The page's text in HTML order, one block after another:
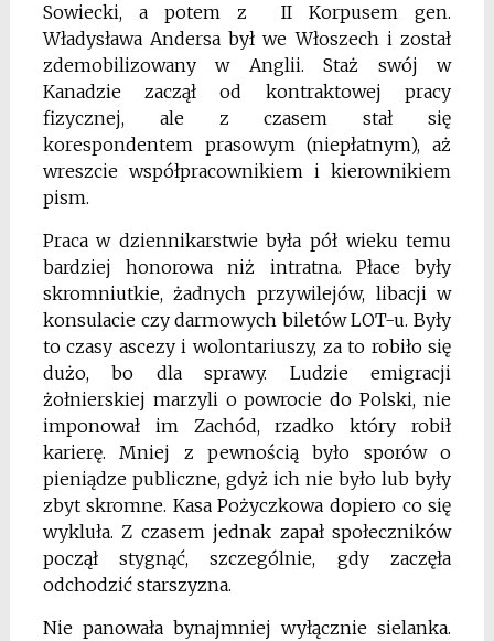
Sowiecki, a potem z II Korpusem gen.
Władysława Andersa był we Włoszech i został
zdemobilizowany w Anglii. Staż swój w
Kanadzie zaczął od kontraktowej pracy
fizycznej, ale z czasem stał się
korespondentem prasowym (niepłatnym), aż
wreszcie współpracownikiem i kierownikiem
pism.
Praca w dziennikarstwie była pół wieku temu
bardziej honorowa niż intratna. Płace były
skromniutkie, żadnych przywilejów, libacji w
konsulacie czy darmowych biletów LOT-u. Były
to czasy ascezy i wolontariuszy, za to robiło się
dużo, bo dla sprawy. Ludzie emigracji
żołnierskiej marzyli o powrocie do Polski, nie
imponował im Zachód, rzadko który robił
karierę. Mniej z pewnością było sporów o
pieniądze publiczne, gdyż ich nie było lub były
zbyt skromne. Kasa Pożyczkowa dopiero co się
wykluła. Z czasem jednak zapał społeczników
począł stygnąć, szczególnie, gdy zaczęła
odchodzić starszyzna.
Nie panowała bynajmniej wyłącznie sielanka.